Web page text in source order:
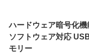
ハードウェア暗号化
ソフトウェア対応
モリー